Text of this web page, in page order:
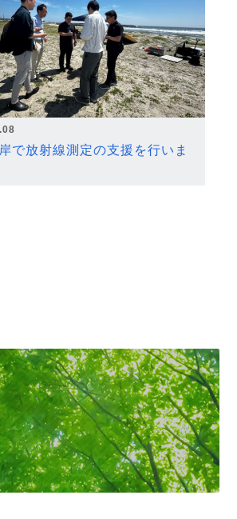
で放射線測定の支援を行いま